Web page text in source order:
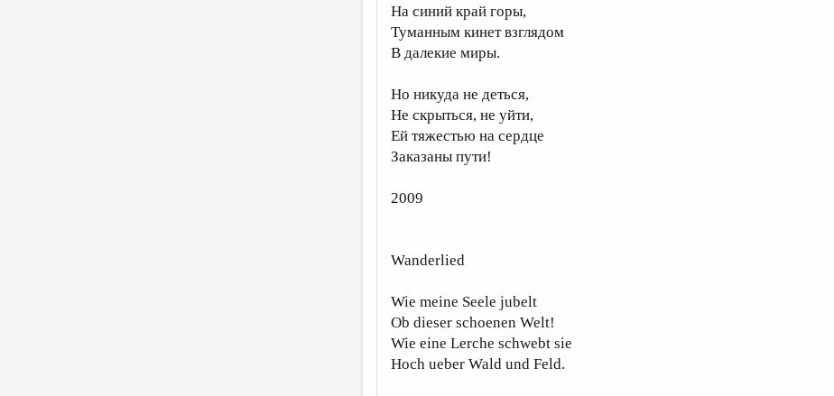
На синий край горы,
Туманным кинет взглядом
В далекие миры.
Но никуда не деться,
Не скрыться, не уйти,
Ей тяжестью на сердце
Заказаны пути!
2009
Wanderlied
Wie meine Seele jubelt
Ob dieser schoenen Welt!
Wie eine Lerche schwebt sie
Hoch ueber Wald und Feld.